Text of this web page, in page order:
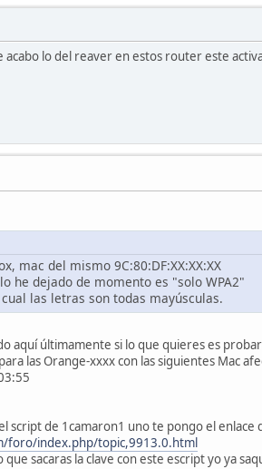
acabo lo del reaver en estos router este
mac del mismo 9C:80:DF:XX:XX:XX
he dejado de momento es "solo WPA2"
las letras son todas mayúsculas.
aquí últimamente si lo que quieres es
las Orange-xxxx con las siguientes Mac
script de 1camaron1 uno te pongo el
foro/index.php/topic,9913.0.html
sacaras la clave con este escript yo ya